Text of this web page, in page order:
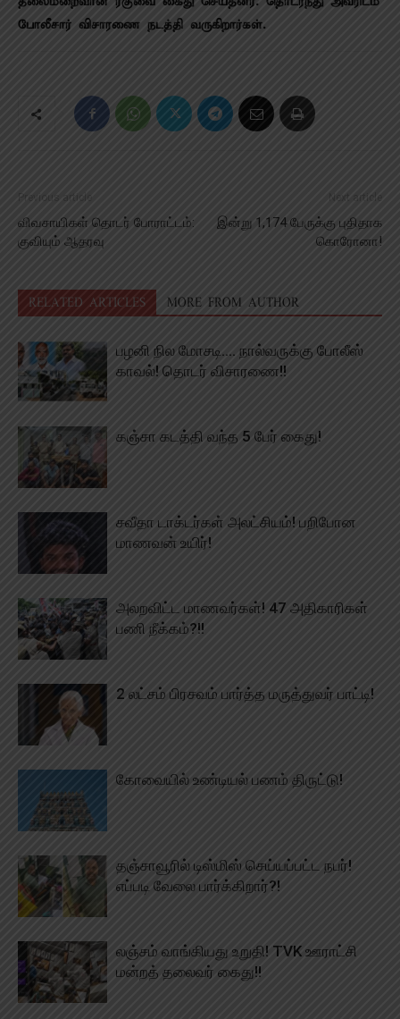
போலீசார் விசாரணை நடத்தி வருகிறார்கள்.
Previous article
விவசாயிகள் தொடர் போராட்டம்:
குவியும் ஆதரவு
Next article
இன்று 1,174 பேருக்கு புதிதாக
கொரோனா!
RELATED ARTICLES MORE FROM AUTHOR
பழனி நில மோசடி…. நால்வருக்கு போலீஸ்
காவல்! தொடர் விசாரணை!!
கஞ்சா கடத்தி வந்த 5 பேர் கைது!
சவீதா டாக்டர்கள் அலட்சியம்! பறிபோன
மாணவன் உயிர்!
அலறவிட்ட மாணவர்கள்! 47 அதிகாரிகள்
பணி நீக்கம்?!!
2 லட்சம் பிரசவம் பார்த்த மருத்துவர் பாட்டி!
கோவையில் உண்டியல் பணம் திருட்டு!
தஞ்சாவூரில் டிஸ்மிஸ் செய்யப்பட்ட நபர்!
எப்படி வேலை பார்க்கிறார்?!
லஞ்சம் வாங்கியது உறுதி! TVK ஊராட்சி
மன்றத் தலைவர் கைது!!